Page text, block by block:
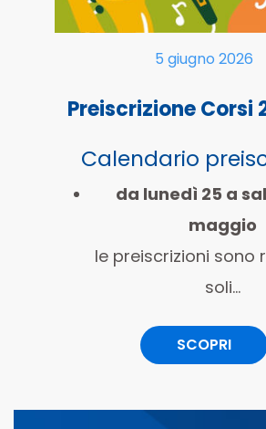
5 giugno 2026
Preiscrizione Corsi
Calendario
da lunedì 25 a
maggio
le preiscrizioni sono
soli...
SCOPRI